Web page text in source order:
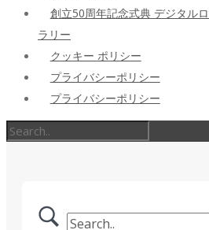
創立50周年記念式典 デジタル
ラリー
クッキー ポリシー
プライバシーポリシー
プライバシーポリシー